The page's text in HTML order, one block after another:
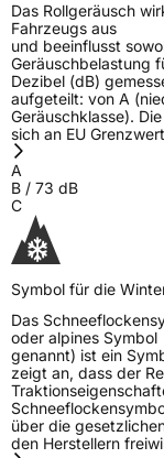
Das Rollgeräusch
Fahrzeugs aus
und beeinflusst
Geräuschbelastung
Dezibel (dB)
aufgeteilt: von A
Geräuschklasse).
sich an EU
A
B / 73 dB
C
Symbol für die
Das
oder alpines Symbol
genannt) ist ein
zeigt an, dass der
über die
den Herstellern